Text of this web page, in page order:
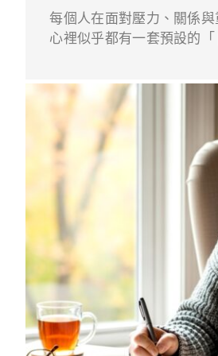
每個人在面對壓力、關係與
心裡似乎都有一套預設的